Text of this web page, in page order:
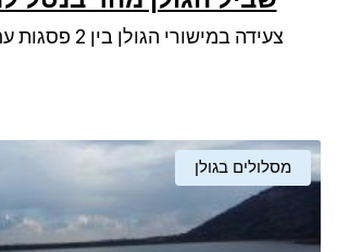
צעידה במישורי הגולן בין 2 פסגות עם נוף מרהיב
מסלולים בגולן